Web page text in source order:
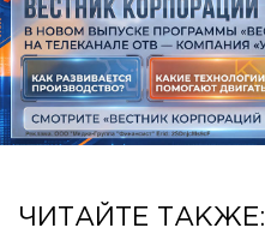
ЧИТАЙТЕ ТАКЖЕ: